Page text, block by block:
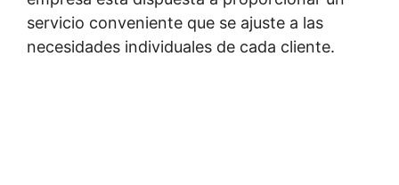
servicio conveniente que se ajuste a las
necesidades individuales de cada cliente.